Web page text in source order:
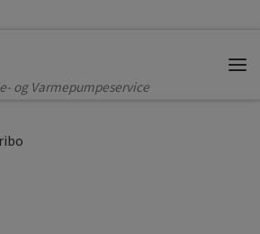
og Varmepumpeservice